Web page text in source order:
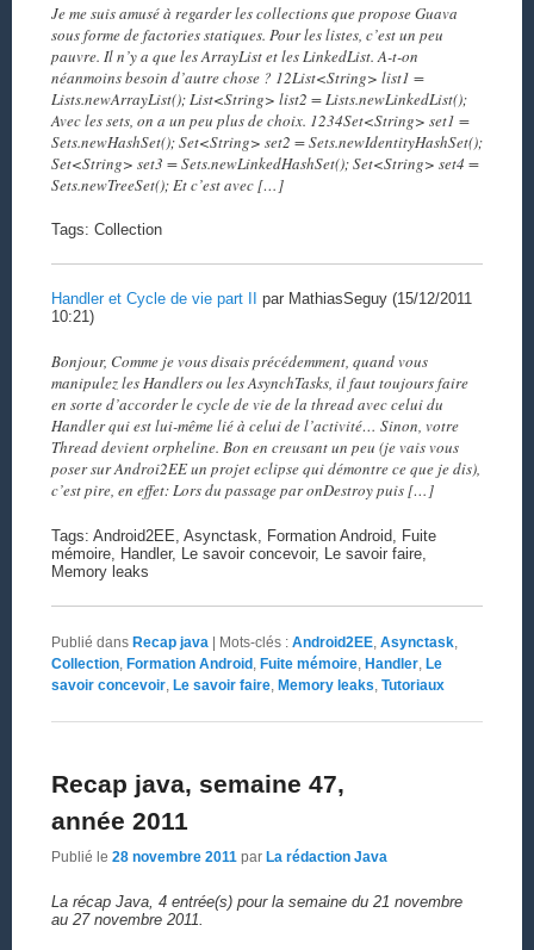
Je me suis amusé à regarder les collections que propose Guava
sous forme de factories statiques. Pour les listes, c’est un peu
pauvre. Il n’y a que les ArrayList et les LinkedList. A-t-on
néanmoins besoin d’autre chose ? 12List<String> list1 =
Lists.newArrayList(); List<String> list2 = Lists.newLinkedList();
Avec les sets, on a un peu plus de choix. 1234Set<String> set1 =
Sets.newHashSet(); Set<String> set2 = Sets.newIdentityHashSet();
Set<String> set3 = Sets.newLinkedHashSet(); Set<String> set4 =
Sets.newTreeSet(); Et c’est avec […]
Tags: Collection
Handler et Cycle de vie part II
par MathiasSeguy (15/12/2011
10:21)
Bonjour, Comme je vous disais précédemment, quand vous
manipulez les Handlers ou les AsynchTasks, il faut toujours faire
en sorte d’accorder le cycle de vie de la thread avec celui du
Handler qui est lui-même lié à celui de l’activité… Sinon, votre
Thread devient orpheline. Bon en creusant un peu (je vais vous
poser sur Androi2EE un projet eclipse qui démontre ce que je dis),
c’est pire, en effet: Lors du passage par onDestroy puis […]
Tags: Android2EE, Asynctask, Formation Android, Fuite
mémoire, Handler, Le savoir concevoir, Le savoir faire,
Memory leaks
Publié dans Recap java | Mots-clés : Android2EE, Asynctask,
Collection, Formation Android, Fuite mémoire, Handler, Le
savoir concevoir, Le savoir faire, Memory leaks, Tutoriaux
Recap java, semaine 47,
année 2011
Publié le 28 novembre 2011 par La rédaction Java
La récap Java, 4 entrée(s) pour la semaine du 21 novembre
au 27 novembre 2011.